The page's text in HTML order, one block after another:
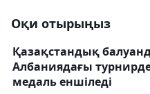
Оқи отырыңыз
Қазақстандық
Албаниядағы турнирде
медаль еншіледі